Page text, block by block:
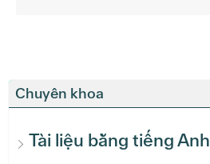
Chuyên khoa
Tài liệu bằng tiếng Anh